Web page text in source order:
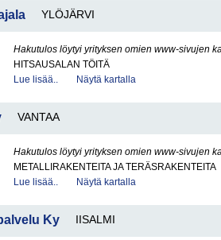
YLÖJÄRVI
Hakutulos löytyi yrityksen omien www-sivujen
HITSAUSALAN TÖITÄ
Lue lisää..
Näytä kartalla
VANTAA
Hakutulos löytyi yrityksen omien www-sivujen
METALLIRAKENTEITA JA TERÄSRAKENTEITA
Lue lisää..
Näytä kartalla
Ky IISALMI